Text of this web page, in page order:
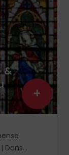
&
Dans
+